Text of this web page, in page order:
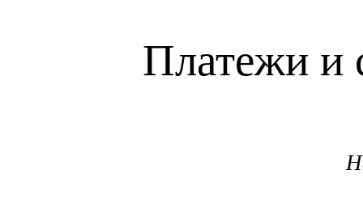
Платежи и